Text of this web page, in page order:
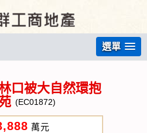
選單
口被大自然環抱
(EC01872)
萬元